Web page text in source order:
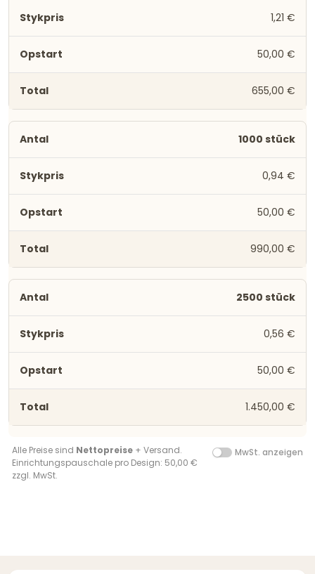
1,21 €
50,00 €
655,00 €
1000 stück
0,94 €
50,00 €
990,00 €
2500 stück
0,56 €
50,00 €
1.450,00 €
Alle Preise sind Nettopreise + Versand.
Einrichtungspauschale pro Design: 50,00 €
zzgl. MwSt.
MwSt. anzeigen